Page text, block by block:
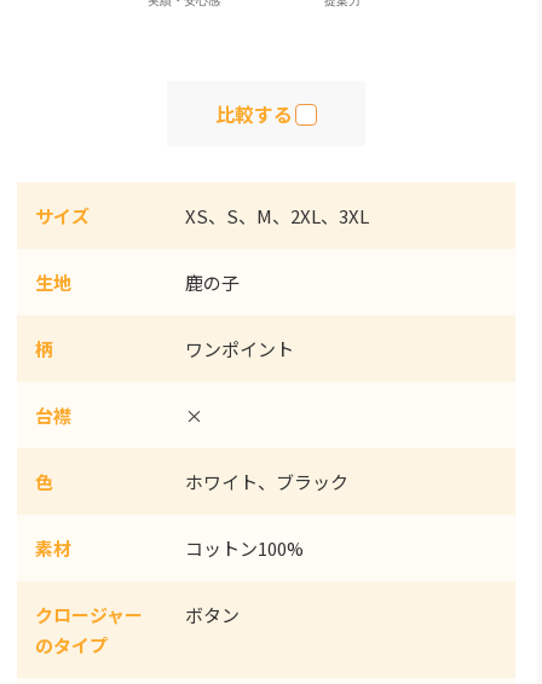
比較する
サイズ XS、S、M、2XL、3XL
生地 鹿の子
柄 ワンポイント
台襟 ×
色 ホワイト、ブラック
素材 コットン100%
クロージャー
のタイプ
ボタン